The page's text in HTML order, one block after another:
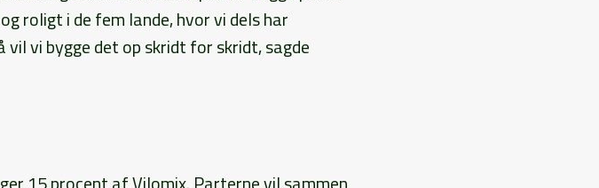
roligt i de fem lande, hvor vi dels har
vi bygge det op skridt for skridt, sagde